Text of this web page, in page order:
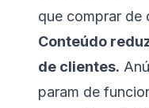
que comprar de
Conteúdo
de clientes.
param de